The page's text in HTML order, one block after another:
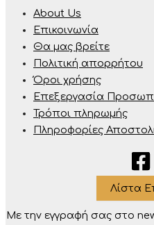
About Us
Επικοινωνία
Θα μας βρείτε
Πολιτική απορρήτου
Όροι χρήσης
Επεξεργασία
Τρόποι πληρωμής
Πληροφορίες
Λίστα
Με την εγγραφή σας στο